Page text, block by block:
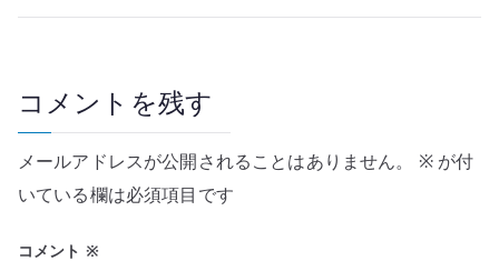
ー
シ
ョ
ン
コメントを残す
メールアドレスが公開されることはありません。 ※が付
いている欄は必須項目です
コメント ※